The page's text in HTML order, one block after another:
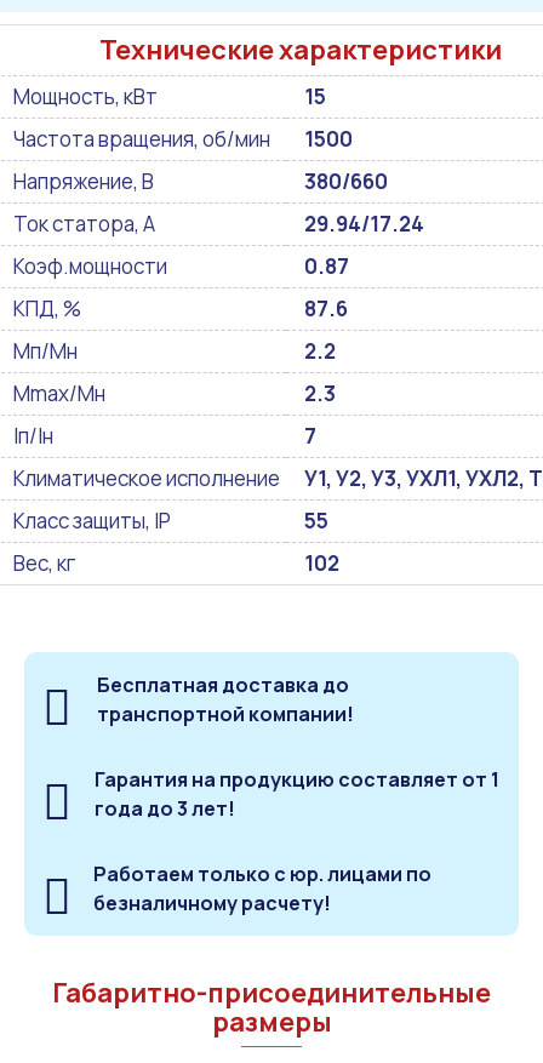
Технические характеристики
Мощность, кВт
15
Частота вращения, об/мин
1500
Напряжение, В
380/660
Ток статора, А
29.94/17.24
Коэф.мощности
0.87
КПД, %
87.6
Мп/Мн
2.2
Mmax/Mн
2.3
Iп/Iн
7
Климатическое исполнение
У1, У2, У3, УХЛ1, УХЛ2,
Класс защиты, IP
55
Вес, кг
102
Бесплатная доставка до
транспортной компании!
Гарантия на продукцию составляет от 1
года до 3 лет!
Работаем только с юр. лицами по
безналичному расчету!
Габаритно-присоединительные
размеры